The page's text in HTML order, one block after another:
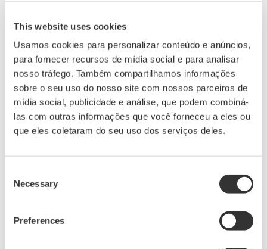
This website uses cookies
Usamos cookies para personalizar conteúdo e anúncios,
para fornecer recursos de mídia social e para analisar
nosso tráfego. Também compartilhamos informações
sobre o seu uso do nosso site com nossos parceiros de
mídia social, publicidade e análise, que podem combiná-
las com outras informações que você forneceu a eles ou
que eles coletaram do seu uso dos serviços deles.
Selection
Necessary
Preferences
facilitam o fornecimento desses dados em um formato
fácil de usar.
Desenvolvimento futuro
Yokogawa A Industrial Evolution, Inc., tem se dedicado a
oferecer soluções avançadas de software em pacotes
que permitem, principalmente aos clientes industriais,
serviço baseado em nuvem da Industrial Evolution como
seu negócio de soluções avançadas, fornecendo novo